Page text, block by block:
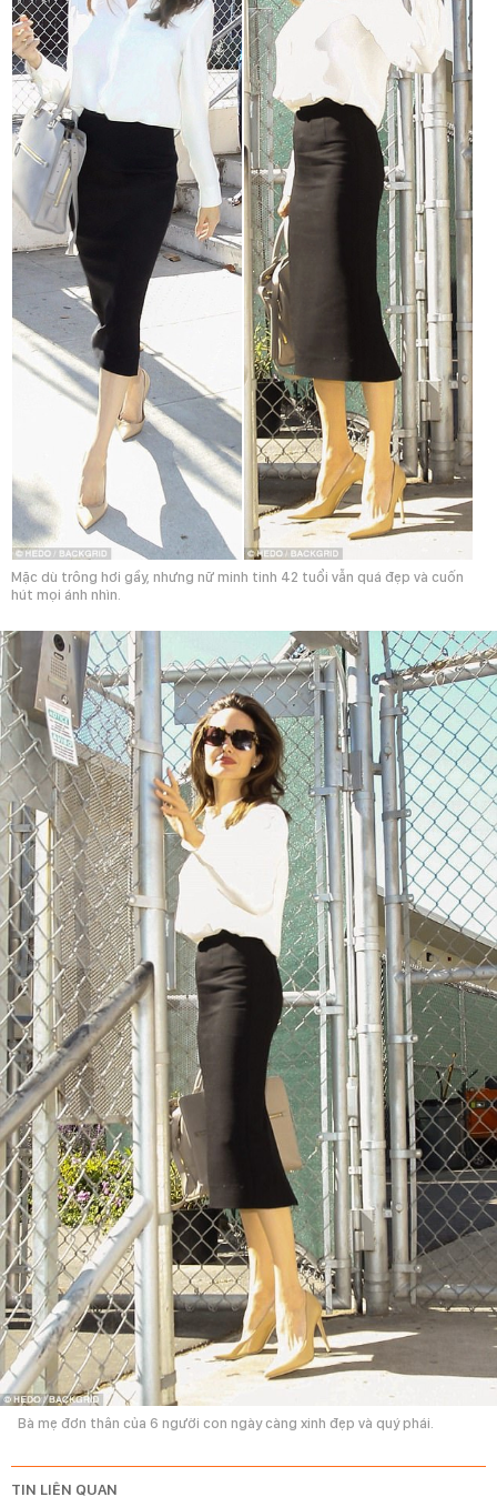
Mặc dù trông hơi gầy, nhưng nữ minh tinh 42 tuổi vẫn quá đẹp và cuốn
hút mọi ánh nhìn.
Bà mẹ đơn thân của 6 người con ngày càng xinh đẹp và quý phái.
TIN LIÊN QUAN